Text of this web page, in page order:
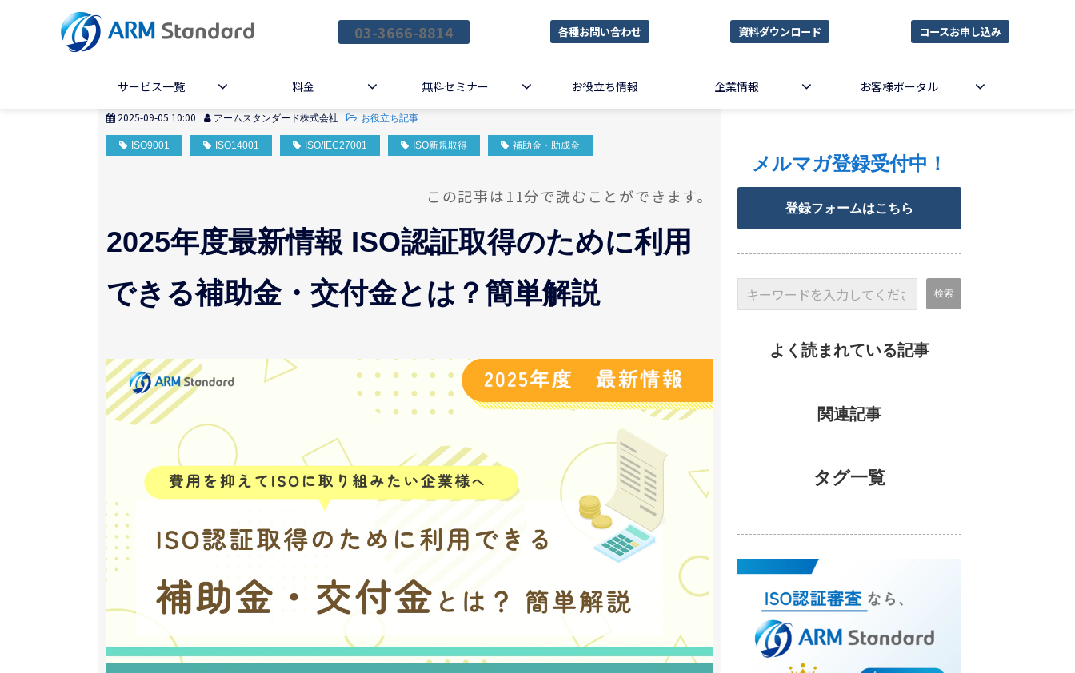
03-3666-8814 各種お問い合わせ 資料ダウンロード コースお申し込み
サービス一覧 料金 無料セミナー お役立ち情報 企業情報 お客様ポータル
2025-09-05 10:00 アームスタンダード株式会社 お役立ち記事
ISO9001 ISO14001 ISO/IEC27001 ISO新規取得 補助金・助成金
この記事は11分で読むことができます。
2025年度最新情報 ISO認証取得のために利用
できる補助金・交付金とは？簡単解説
メルマガ登録受付中！
登録フォームはこちら
よく読まれている記事
関連記事
タグ一覧